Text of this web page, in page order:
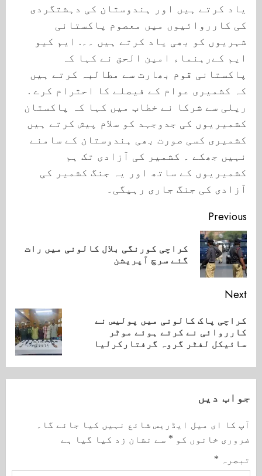
یاد کرتے ہیں اور ہندوستان کی دہشتگردی
کی کارروائیوں میں معصوم پاکستانی
شہریوں کو بھی یاد کرتے ہیں ۔۔. ایم کیو
ایم کےرہنماء امین الحق نے کہا کہ
پاکستانی قوم بھارت سے مطالبہ کرتے ہیں
کہ کشمیری عوام کے فیصلے کا احترام کرے .
ریلی سے شرکا نے خطاب میں کہا کہ پاکستان
کشمیریوں کی جدوجہد کو سلام پیش کرتے ہیں
کشمیری کسی صورت بھی ہندوستان کے سامنے
نہیں جھکے ۔ کشمیر کی آزادی تک ہم
کشمیریوں کے ساتھ اور یہ جنگ کشمیر کی
آزادی کی جنگ جاری رہیگی۔
Continue
Reading
Previous
کراچی کورنگی بلال کالونی میں رات
گئے سرچ آپریشن
Next
Next
post:
کراچی پاک کالونی میں پولیس نے
کارروائی نے کرتے ہوئے موٹر
سائیکل لفٹر گروہ گرفتارکرلیا
جواب دیں
آپ کا ای میل ایڈریس شائع نہیں کیا جائے گا۔
ضروری خانوں کو * سے نشان زد کیا گیا ہے
تبصرہ *